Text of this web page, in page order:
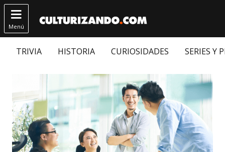

Menú
TRIVIA HISTORIA CURIOSIDADES SERIES Y